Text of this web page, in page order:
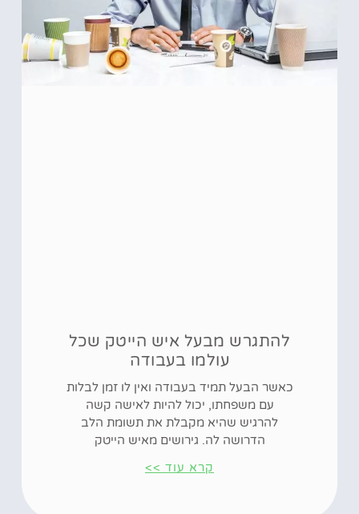
להתגרש מבעל איש הייטק שכל
עולמו בעבודה
כאשר הבעל תמיד בעבודה ואין לו זמן לבלות
עם משפחתו, יכול להיות לאישה קשה
להרגיש שהיא מקבלת את תשומת הלב
הדרושה לה. גירושים מאיש הייטק
קרא עוד >>